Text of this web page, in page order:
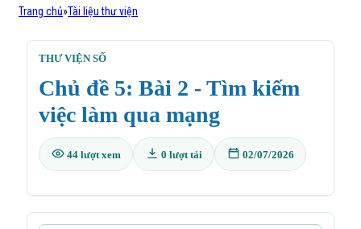
Trang chủ»Tài liệu thư viện
THƯ VIỆN SỐ
Chủ đề 5: Bài 2 - Tìm kiếm
việc làm qua mạng
44 lượt xem 0 lượt tải 02/07/2026